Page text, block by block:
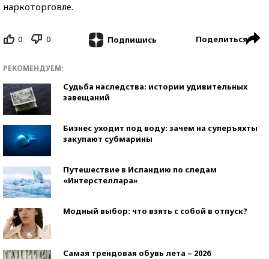
наркоторговле.
0 0 Подпишись Поделиться
РЕКОМЕНДУЕМ:
Судьба наследства: истории удивительных
завещаний
Бизнес уходит под воду: зачем на суперъяхты
закупают субмарины
Путешествие в Исландию по следам
«Интерстеллара»
Модный выбор: что взять с собой в отпуск?
Самая трендовая обувь лета – 2026